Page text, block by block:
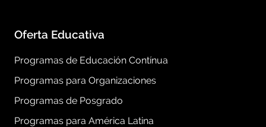
Oferta Educativa
Programas de Educación Contínua
Programas para Organizaciones
Programas de Posgrado
Programas para América Latina